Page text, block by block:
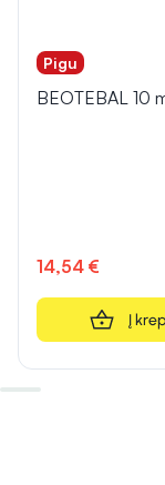
Pigu
BEOTEBAL 10
14,54 €
Į